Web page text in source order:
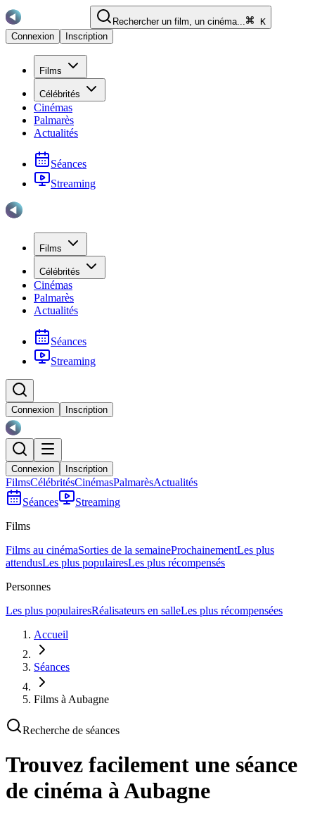
Rechercher un film, un cinéma...
K
Connexion
Inscription
Films
Célébrités
Cinémas
Palmarès
Actualités
Séances
Streaming
Films
Célébrités
Cinémas
Palmarès
Actualités
Séances
Streaming
Connexion Inscription
Connexion Inscription
FilmsCélébritésCinémasPalmarèsActualités
Séances
Streaming
Films
Films au cinémaSorties de la semaineProchainementLes plus
attendusLes plus populairesLes plus récompensés
Personnes
Les plus populairesRéalisateurs en salleLes plus récompensées
Accueil
Séances
Films à Aubagne
Recherche de séances
Trouvez facilement une séance
de cinéma à Aubagne